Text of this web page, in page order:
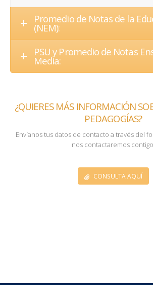
Promedio de Notas de la
(NEM):
PSU y Promedio de Notas
Media:
¿QUIERES MÁS INFORMACIÓN
PEDAGOGÍAS?
Envíanos tus datos de contacto a través del
nos contactaremos
CONSULTA AQUÍ